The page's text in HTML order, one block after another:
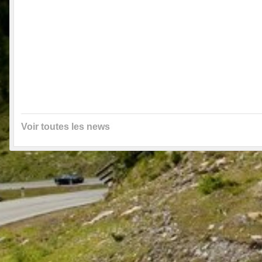
Voir toutes les news